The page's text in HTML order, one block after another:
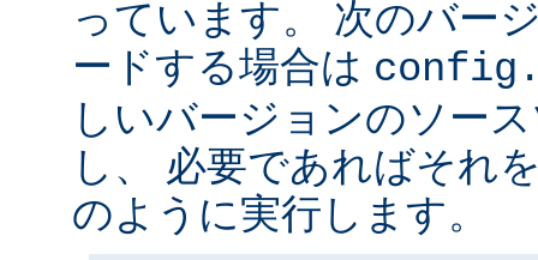
っています。 次のバー
ードする場合は
しいバージョンのソー
し、 必要であればそれ
のように実行します。